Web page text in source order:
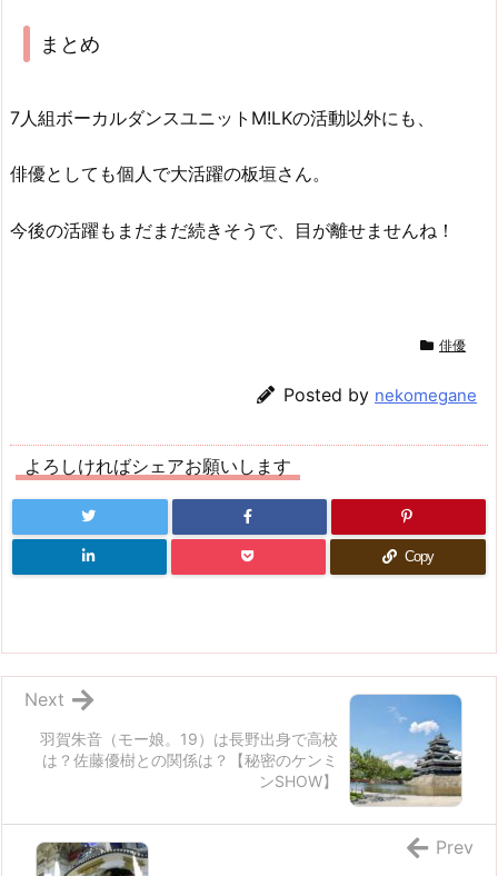
まとめ
7人組ボーカルダンスユニットM!LKの活動以外にも、
俳優としても個人で大活躍の板垣さん。
今後の活躍もまだまだ続きそうで、目が離せませんね！
俳優
Posted by nekomegane
よろしければシェアお願いします
Copy
羽賀朱音（モー娘。19）は長野出身で高校
は？佐藤優樹との関係は？【秘密のケンミ
ンSHOW】
Next
Prev